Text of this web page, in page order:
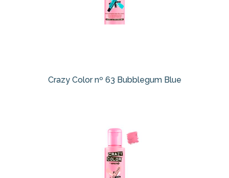
Crazy Color nº 63 Bubblegum Blue